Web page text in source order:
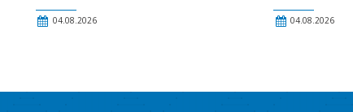
04.08.2026 04.08.2026